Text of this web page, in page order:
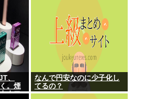
、
。煙
人口
なんで円安なのに少子化し
てるの？